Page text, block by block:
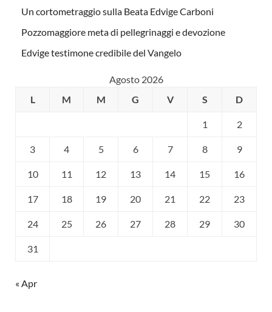
Un cortometraggio sulla Beata Edvige Carboni
Pozzomaggiore meta di pellegrinaggi e devozione
Edvige testimone credibile del Vangelo
Agosto 2026
L
M M G V S D
1 2
3 4 5 6 7 8 9
10 11 12 13 14 15 16
17 18 19 20 21 22 23
24 25 26 27 28 29 30
31
« Apr